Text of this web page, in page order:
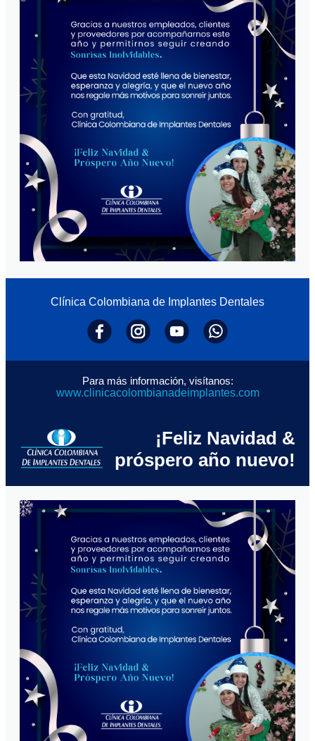
Clínica Colombiana de Implantes Dentales
Para más información, visítanos:
www.clinicacolombianadeimplantes.com
¡Feliz Navidad &
próspero año nuevo!